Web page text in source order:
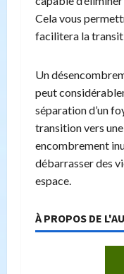
Cela vous
facilitera la
Un
peut
séparation d’un
transition vers
encombrement
débarrasser des
espace.
À PROPOS DE